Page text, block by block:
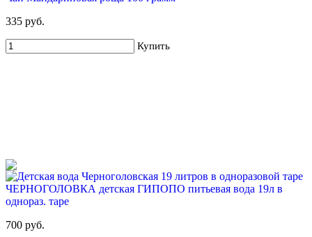
Для новых клиентов. Стартовый набор ХВАЛОВСКАЯ
Горная 19л + USB помпа
699 руб
335 руб.
Купить
ЧЕРНОГОЛОВКА детская ГИПОПО питьевая вода 19л в
однораз. таре
700 руб.